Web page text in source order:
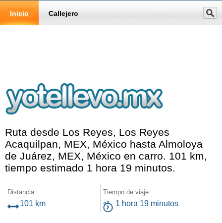
Inicio Callejero
Ruta desde Los Reyes, Los Reyes
Acaquilpan, MEX, México hasta Almoloya
de Juárez, MEX, México en carro. 101 km,
tiempo estimado 1 hora 19 minutos.
Distancia:
101 km
Tiempo de viaje:
1 hora 19 minutos